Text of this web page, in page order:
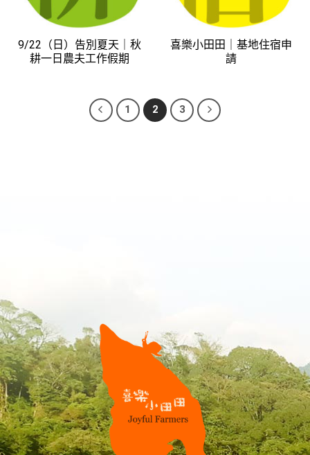
9/22（日）告別夏天｜秋
耕一日農夫工作假期
喜樂小田田｜基地住宿申
請
1 2 3